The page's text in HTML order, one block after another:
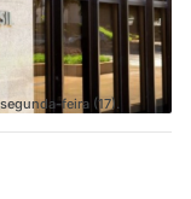
feira (17).